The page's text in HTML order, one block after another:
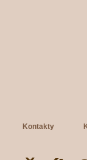
Kontakty